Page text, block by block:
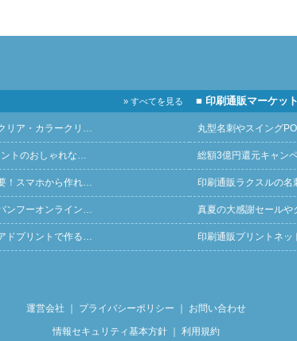
» すべてを見る
リア・カラークリ…
ントのおしゃれな…
！スマホから作れ…
ンフーオンライン…
ドプリントで作る…
■ 印刷通販マーケッ
丸型名刺やスイング
総額3億円還元キャン
印刷通販ラクスルの
真夏の大感謝セール
印刷通販プリントネ
運営会社 ｜ プライバシーポリシー ｜ お問い合わせ
情報セキュリティ基本方針｜ 利用規約